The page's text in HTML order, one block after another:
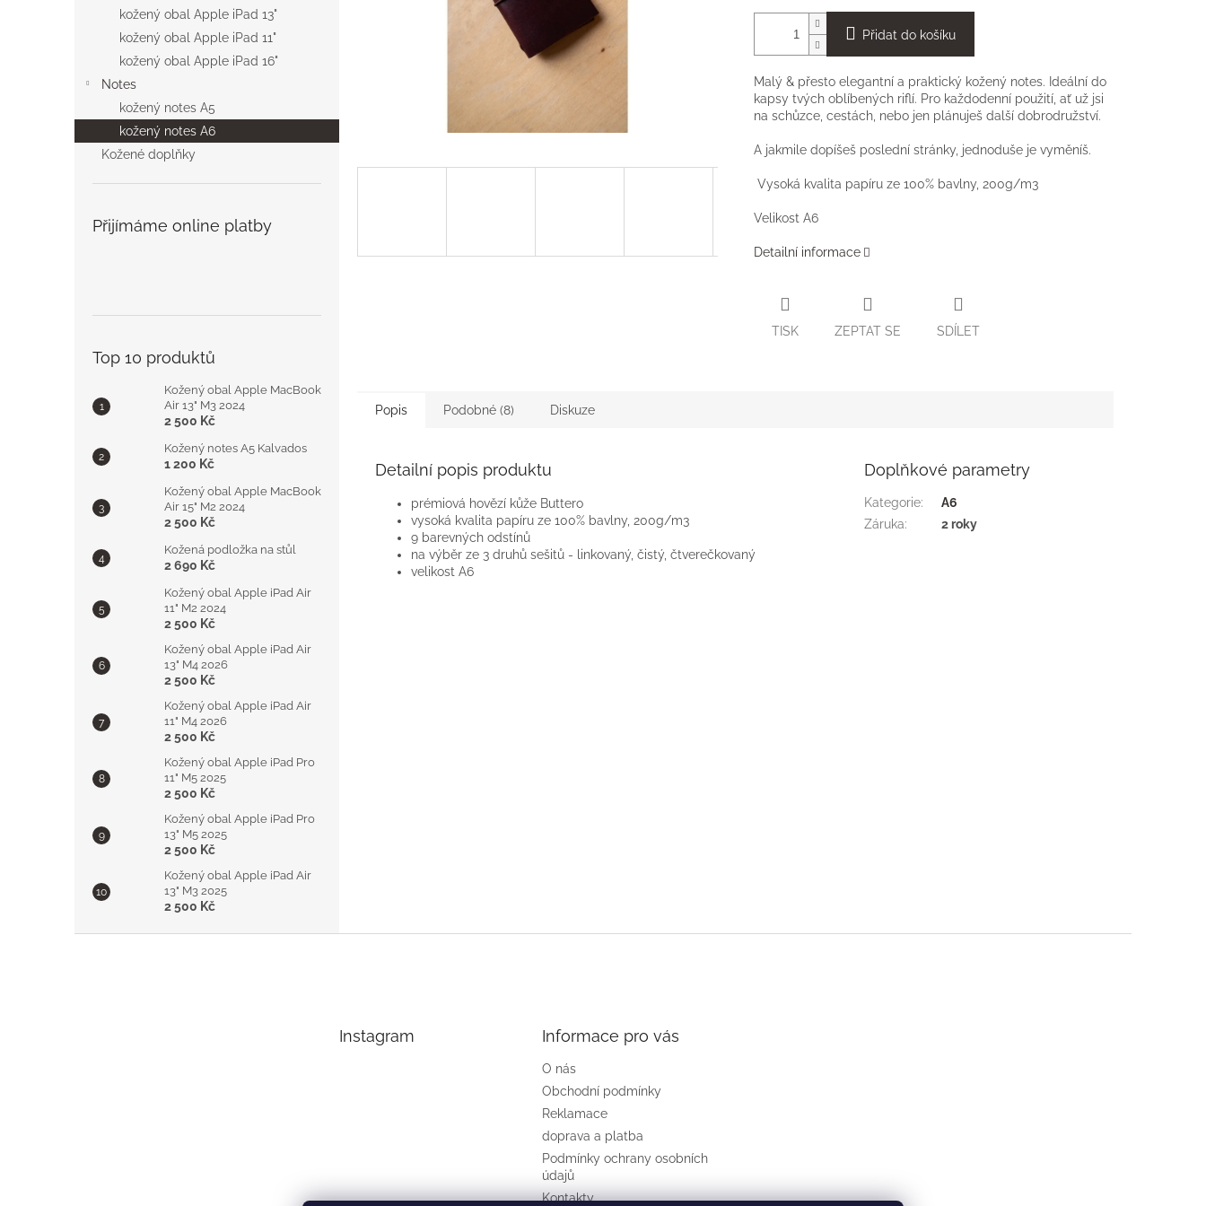
kožený obal Apple iPad 13"
kožený obal Apple iPad 11"
kožený obal Apple iPad 16"
Notes
kožený notes A5
kožený notes A6
Kožené doplňky
Přijímáme online platby
Top 10 produktů
Kožený obal Apple MacBook
Air 13" M3 2024
2 500 Kč
Kožený notes A5 Kalvados
1 200 Kč
Kožený obal Apple MacBook
Air 15" M2 2024
2 500 Kč
Kožená podložka na stůl
2 690 Kč
Kožený obal Apple iPad Air
11" M2 2024
2 500 Kč
Kožený obal Apple iPad Air
13" M4 2026
2 500 Kč
Kožený obal Apple iPad Air
11" M4 2026
2 500 Kč
Kožený obal Apple iPad Pro
11" M5 2025
2 500 Kč
Kožený obal Apple iPad Pro
13" M5 2025
2 500 Kč
Kožený obal Apple iPad Air
13" M3 2025
2 500 Kč
Přidat do košíku
Malý & přesto elegantní a praktický kožený notes. Ideální do
kapsy tvých oblíbených riflí. Pro každodenní použití, ať už jsi
na schůzce, cestách, nebo jen plánuješ další dobrodružství.
A jakmile dopíšeš poslední stránky, jednoduše je vyměníš.
Vysoká kvalita papíru ze 100% bavlny, 200g/m3
Velikost A6
Detailní informace
TISK ZEPTAT SE SDÍLET
Popis Podobné (8) Diskuze
Detailní popis produktu
prémiová hovězí kůže Buttero
vysoká kvalita papíru ze 100% bavlny, 200g/m3
9 barevných odstínů
na výběr ze 3 druhů sešitů - linkovaný, čistý, čtverečkovaný
velikost A6
Doplňkové parametry
Kategorie:
A6
Záruka: 2 roky
Instagram Informace pro vás
O nás
Obchodní podmínky
Reklamace
doprava a platba
Podmínky ochrany osobních
údajů
Kontakty